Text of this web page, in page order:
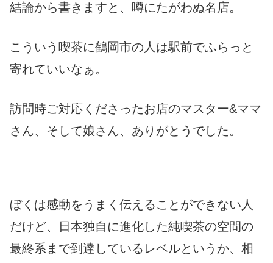
結論から書きますと、噂にたがわぬ名店。
こういう喫茶に鶴岡市の人は駅前でふらっと
寄れていいなぁ。
訪問時ご対応くださったお店のマスター&ママ
さん、そして娘さん、ありがとうでした。
ぼくは感動をうまく伝えることができない人
だけど、日本独自に進化した純喫茶の空間の
最終系まで到達しているレベルというか、相